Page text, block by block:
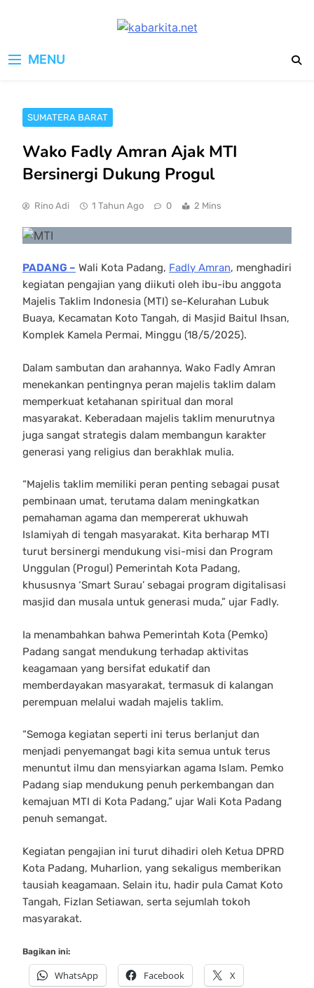
MENU
SUMATERA BARAT
Wako Fadly Amran Ajak MTI
Bersinergi Dukung Progul
Rino Adi 1 Tahun Ago 0 2 Mins
PADANG – Wali Kota Padang, Fadly Amran, menghadiri
kegiatan pengajian yang diikuti oleh ibu-ibu anggota
Majelis Taklim Indonesia (MTI) se-Kelurahan Lubuk
Buaya, Kecamatan Koto Tangah, di Masjid Baitul Ihsan,
Komplek Kamela Permai, Minggu (18/5/2025).
Dalam sambutan dan arahannya, Wako Fadly Amran
menekankan pentingnya peran majelis taklim dalam
memperkuat ketahanan spiritual dan moral
masyarakat. Keberadaan majelis taklim menurutnya
juga sangat strategis dalam membangun karakter
generasi yang religius dan berakhlak mulia.
“Majelis taklim memiliki peran penting sebagai pusat
pembinaan umat, terutama dalam meningkatkan
pemahaman agama dan mempererat ukhuwah
Islamiyah di tengah masyarakat. Kita berharap MTI
turut bersinergi mendukung visi-misi dan Program
Unggulan (Progul) Pemerintah Kota Padang,
khususnya ‘Smart Surau’ sebagai program digitalisasi
masjid dan musala untuk generasi muda,” ujar Fadly.
Ia menambahkan bahwa Pemerintah Kota (Pemko)
Padang sangat mendukung terhadap aktivitas
keagamaan yang bersifat edukatif dan
memberdayakan masyarakat, termasuk di kalangan
perempuan melalui wadah majelis taklim.
“Semoga kegiatan seperti ini terus berlanjut dan
menjadi penyemangat bagi kita semua untuk terus
menuntut ilmu dan mensyiarkan agama Islam. Pemko
Padang siap mendukung penuh perkembangan dan
kemajuan MTI di Kota Padang,” ujar Wali Kota Padang
penuh semangat.
Kegiatan pengajian ini turut dihadiri oleh Ketua DPRD
Kota Padang, Muharlion, yang sekaligus memberikan
tausiah keagamaan. Selain itu, hadir pula Camat Koto
Tangah, Fizlan Setiawan, serta sejumlah tokoh
masyarakat.
Bagikan ini:
WhatsApp Facebook X